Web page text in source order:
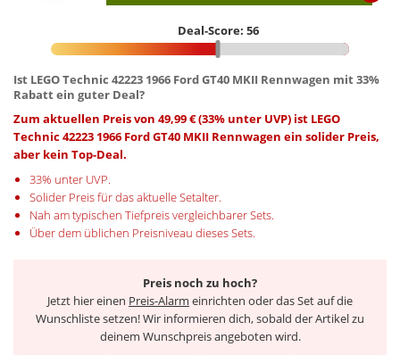
Deal-Score: 56
Ist LEGO Technic 42223 1966 Ford GT40 MKII Rennwagen mit 33%
Rabatt ein guter Deal?
Zum aktuellen Preis von 49,99 € (33% unter UVP) ist LEGO
Technic 42223 1966 Ford GT40 MKII Rennwagen ein solider Preis,
aber kein Top-Deal.
33% unter UVP.
Solider Preis für das aktuelle Setalter.
Nah am typischen Tiefpreis vergleichbarer Sets.
Über dem üblichen Preisniveau dieses Sets.
Preis noch zu hoch?
Jetzt hier einen Preis-Alarm einrichten oder das Set auf die
Wunschliste setzen! Wir informieren dich, sobald der Artikel zu
deinem Wunschpreis angeboten wird.